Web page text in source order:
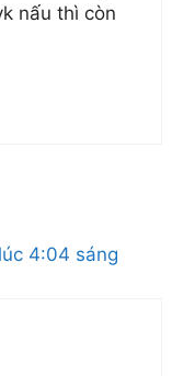
nấu thì còn
4:04 sáng